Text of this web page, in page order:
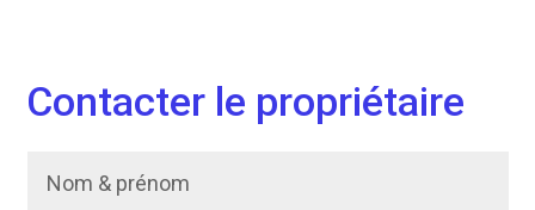
Contacter le propriétaire